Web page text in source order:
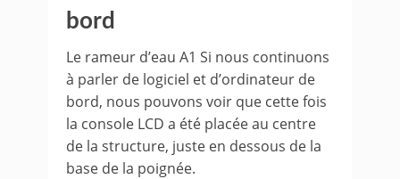
bord
Le rameur d’eau A1 Si nous continuons
à parler de logiciel et d’ordinateur de
bord, nous pouvons voir que cette fois
la console LCD a été placée au centre
de la structure, juste en dessous de la
base de la poignée.